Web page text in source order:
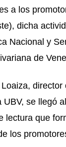
a los
dicha
Nacional y
de
director
se llegó
lectura que
los